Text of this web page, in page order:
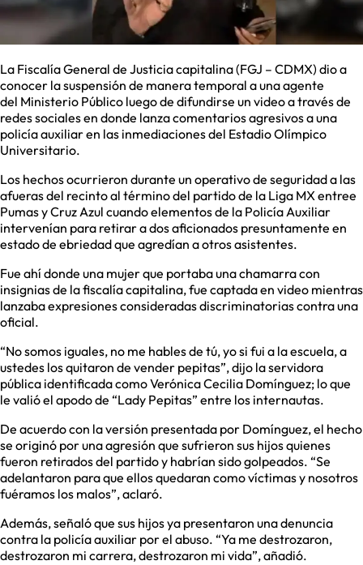
La Fiscalía General de Justicia capitalina (FGJ – CDMX) dio a
conocer la suspensión de manera temporal a una agente
del Ministerio Público luego de difundirse un video a través de
redes sociales en donde lanza comentarios agresivos a una
policía auxiliar en las inmediaciones del Estadio Olímpico
Universitario.
Los hechos ocurrieron durante un operativo de seguridad a las
afueras del recinto al término del partido de la Liga MX entree
Pumas y Cruz Azul cuando elementos de la Policía Auxiliar
intervenían para retirar a dos aficionados presuntamente en
estado de ebriedad que agredían a otros asistentes.
Fue ahí donde una mujer que portaba una chamarra con
insignias de la fiscalía capitalina, fue captada en video mientras
lanzaba expresiones consideradas discriminatorias contra una
oficial.
“No somos iguales, no me hables de tú, yo si fui a la escuela, a
ustedes los quitaron de vender pepitas”, dijo la servidora
pública identificada como Verónica Cecilia Domínguez; lo que
le valió el apodo de “Lady Pepitas” entre los internautas.
De acuerdo con la versión presentada por Domínguez, el hecho
se originó por una agresión que sufrieron sus hijos quienes
fueron retirados del partido y habrían sido golpeados. “Se
adelantaron para que ellos quedaran como víctimas y nosotros
fuéramos los malos”, aclaró.
Además, señaló que sus hijos ya presentaron una denuncia
contra la policía auxiliar por el abuso. “Ya me destrozaron,
destrozaron mi carrera, destrozaron mi vida”, añadió.